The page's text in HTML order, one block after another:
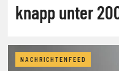
knapp unter
NACHRICHTENFEED